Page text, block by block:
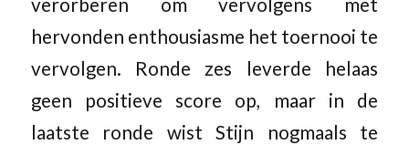
verorberen om vervolgens met
hervonden enthousiasme het toernooi te
vervolgen. Ronde zes leverde helaas
geen positieve score op, maar in de
laatste ronde wist Stijn nogmaals te